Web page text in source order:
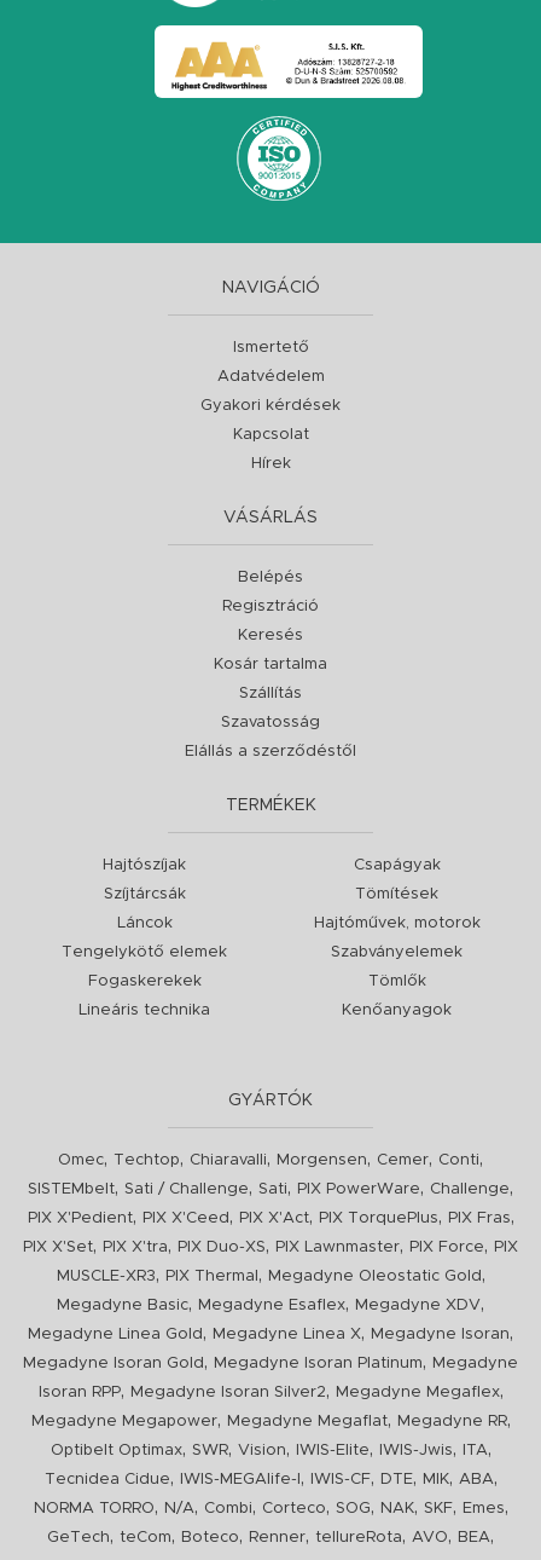
NAVIGÁCIÓ
Ismertető
Adatvédelem
Gyakori kérdések
Kapcsolat
Hírek
VÁSÁRLÁS
Belépés
Regisztráció
Keresés
Kosár tartalma
Szállítás
Szavatosság
Elállás a szerződéstől
TERMÉKEK
Hajtószíjak
Szíjtárcsák
Láncok
Tengelykötő elemek
Fogaskerekek
Lineáris technika
Csapágyak
Tömítések
Hajtóművek, motorok
Szabványelemek
Tömlők
Kenőanyagok
GYÁRTÓK
Omec, Techtop, Chiaravalli, Morgensen, Cemer, Conti,
SISTEMbelt, Sati / Challenge, Sati, PIX PowerWare, Challenge,
PIX X'Pedient, PIX X'Ceed , PIX X'Act, PIX TorquePlus, PIX Fras,
PIX X'Set, PIX X'tra, PIX Duo-XS, PIX Lawnmaster, PIX Force,
PIX
MUSCLE-XR3, PIX Thermal , Megadyne Oleostatic Gold ,
Megadyne Basic, Megadyne Esaflex, Megadyne XDV,
Megadyne Linea Gold , Megadyne Linea X, Megadyne Isoran,
Megadyne Isoran Gold , Megadyne Isoran Platinum,
Megadyne
Isoran RPP, Megadyne Isoran Silver2, Megadyne Megaflex,
Megadyne Megapower, Megadyne Megaflat, Megadyne RR,
Optibelt Optimax, SWR, Vision, IWIS-Elite, IWIS-Jwis, ITA,
Tecnidea Cidue, IWIS-MEGAlife-I , IWIS-CF, DTE, MIK, ABA,
NORMA TORRO, N/A, Combi, Corteco, SOG, NAK, SKF, Emes,
GeTech, teCom, Boteco, Renner, tellureRota, AVO, BEA,